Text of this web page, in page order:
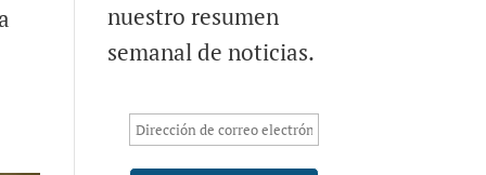
nuestro resumen
semanal de noticias.